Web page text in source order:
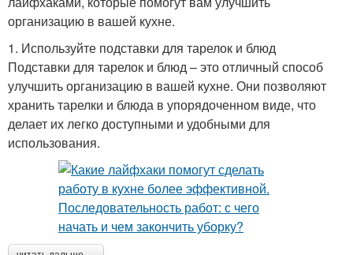
организацию в вашей кухне.
1. Используйте подставки для тарелок и блюд
Подставки для тарелок и блюд – это отличный способ
улучшить организацию в вашей кухне. Они позволяют
хранить тарелки и блюда в упорядоченном виде, что
делает их легко доступными и удобными для
использования.